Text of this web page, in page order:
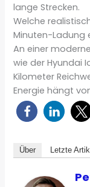
lange Strecken.
Welche
Minuten-Ladung
An einer
wie der Hyundai
Kilometer
Energie hängt
Über Letzte